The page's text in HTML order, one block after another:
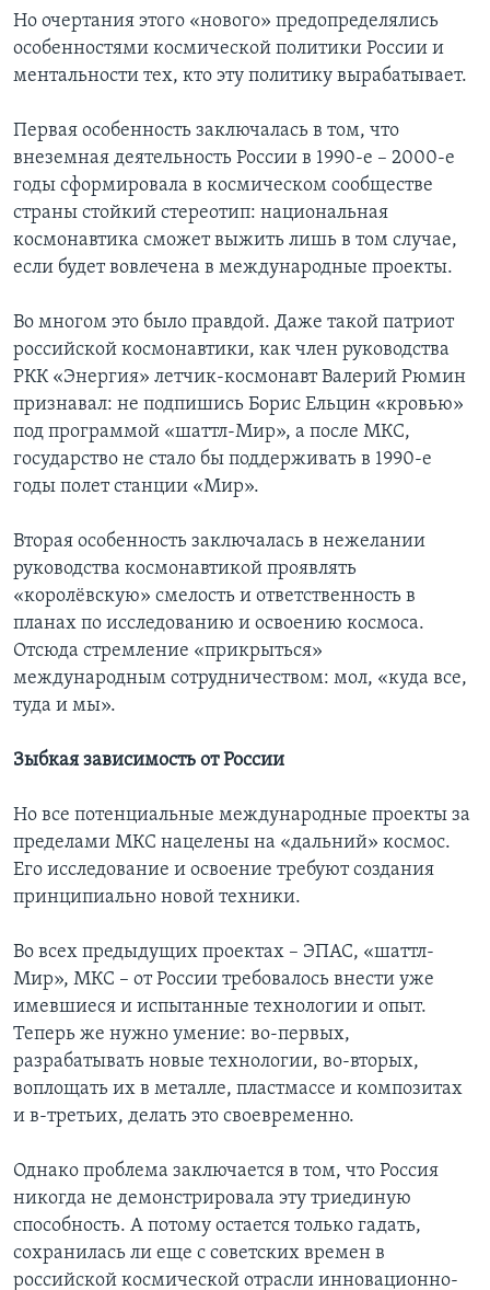
Но очертания этого «нового» предопределялись
особенностями космической политики России и
ментальности тех, кто эту политику вырабатывает.
Первая особенность заключалась в том, что
внеземная деятельность России в 1990-е – 2000-е
годы сформировала в космическом сообществе
страны стойкий стереотип: национальная
космонавтика сможет выжить лишь в том случае,
если будет вовлечена в международные проекты.
Во многом это было правдой. Даже такой патриот
российской космонавтики, как член руководства
РКК «Энергия» летчик-космонавт Валерий Рюмин
признавал: не подпишись Борис Ельцин «кровью»
под программой «шаттл-Мир», а после МКС,
государство не стало бы поддерживать в 1990-е
годы полет станции «Мир».
Вторая особенность заключалась в нежелании
руководства космонавтикой проявлять
«королёвскую» смелость и ответственность в
планах по исследованию и освоению космоса.
Отсюда стремление «прикрыться»
международным сотрудничеством: мол, «куда все,
туда и мы».
Зыбкая зависимость от России
Но все потенциальные международные проекты за
пределами МКС нацелены на «дальний» космос.
Его исследование и освоение требуют создания
принципиально новой техники.
Во всех предыдущих проектах – ЭПАС, «шаттл-
Мир», МКС – от России требовалось внести уже
имевшиеся и испытанные технологии и опыт.
Теперь же нужно умение: во-первых,
разрабатывать новые технологии, во-вторых,
воплощать их в металле, пластмассе и композитах
и в-третьих, делать это своевременно.
Однако проблема заключается в том, что Россия
никогда не демонстрировала эту триединую
способность. А потому остается только гадать,
сохранилась ли еще с советских времен в
российской космической отрасли инновационно-